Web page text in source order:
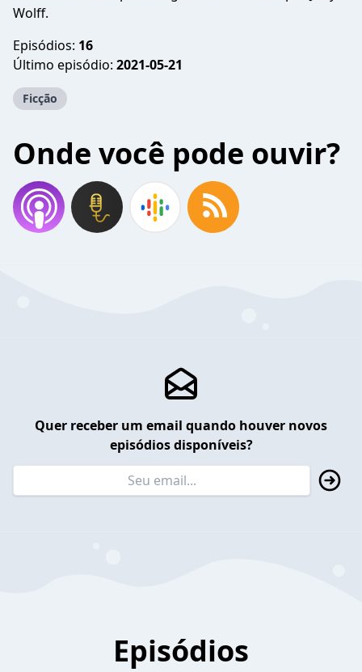
Wolff.
Episódios: 16
Último episódio: 2021-05-21
Ficção
Onde você pode ouvir?
Quer receber um email quando houver novos
episódios disponíveis?
Episódios